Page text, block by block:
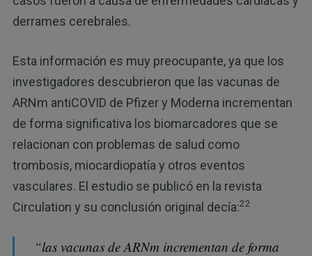
derrames cerebrales.
Esta información es muy preocupante, ya que los
investigadores descubrieron que las vacunas de
ARNm antiCOVID de Pfizer y Moderna incrementan
de forma significativa los biomarcadores que se
relacionan con problemas de salud como
trombosis, miocardiopatía y otros eventos
vasculares. El estudio se publicó en la revista
Circulation y su conclusión original decía:22
“las vacunas de ARNm incrementan de forma